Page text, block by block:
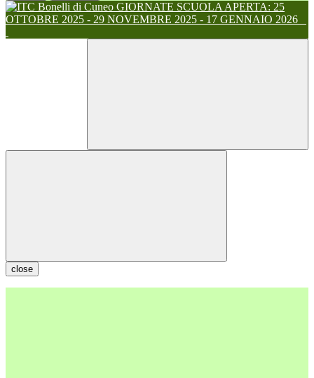
GIORNATE SCUOLA APERTA: 25
OTTOBRE 2025 - 29 NOVEMBRE 2025 - 17 GENNAIO 2026
close